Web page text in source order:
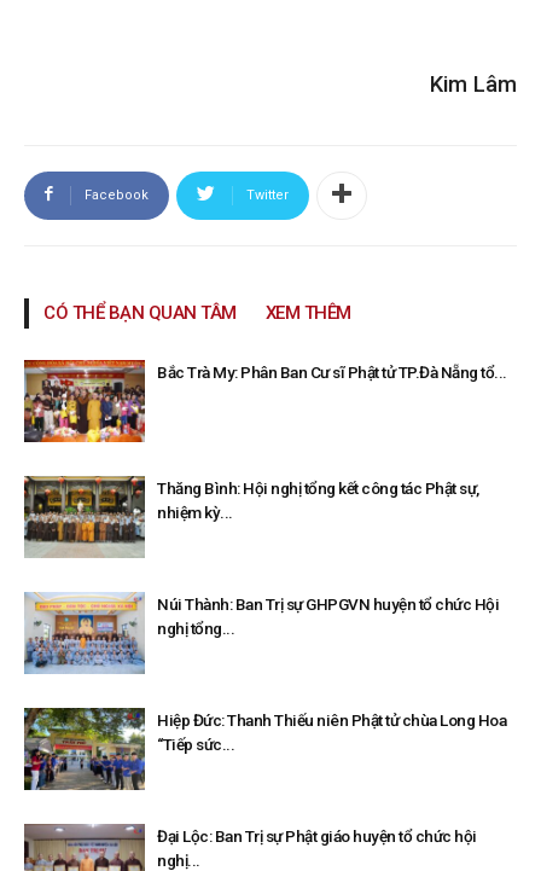
Kim Lâm
Facebook Twitter
CÓ THỂ BẠN QUAN TÂM XEM THÊM
Bắc Trà My: Phân Ban Cư sĩ Phật tử TP.Đà Nẵng tổ...
Thăng Bình: Hội nghị tổng kết công tác Phật sự,
nhiệm kỳ...
Núi Thành: Ban Trị sự GHPGVN huyện tổ chức Hội
nghị tổng...
Hiệp Đức: Thanh Thiếu niên Phật tử chùa Long Hoa
“Tiếp sức...
Đại Lộc: Ban Trị sự Phật giáo huyện tổ chức hội
nghị...